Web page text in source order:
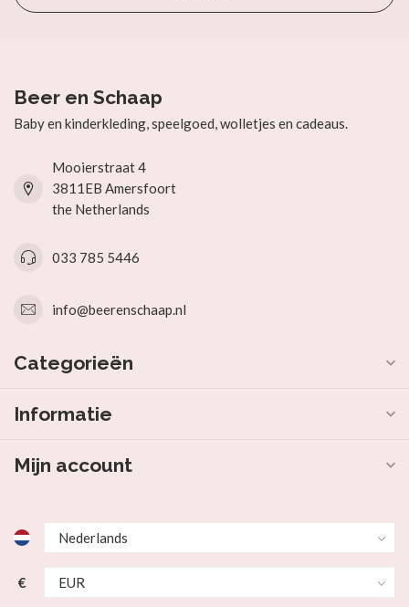
Beer en Schaap
Baby en kinderkleding, speelgoed, wolletjes en cadeaus.
Mooierstraat 4
3811EB Amersfoort
the Netherlands
033 785 5446
info@beerenschaap.nl
Categorieën
Informatie
Mijn account
€